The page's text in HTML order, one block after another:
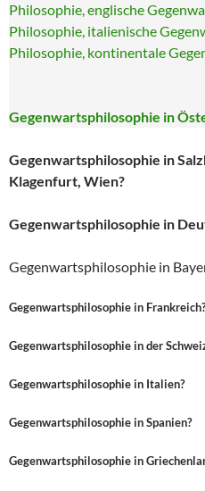
Philosophie, englische
Philosophie, italienische
Philosophie, kontinentale
Gegenwartsphilosophie in
Gegenwartsphilosophie in
Klagenfurt, Wien?
Gegenwartsphilosophie in
Gegenwartsphilosophie in
Gegenwartsphilosophie in Frankreich?
Gegenwartsphilosophie in der
Gegenwartsphilosophie in Italien?
Gegenwartsphilosophie in Spanien?
Gegenwartsphilosophie in